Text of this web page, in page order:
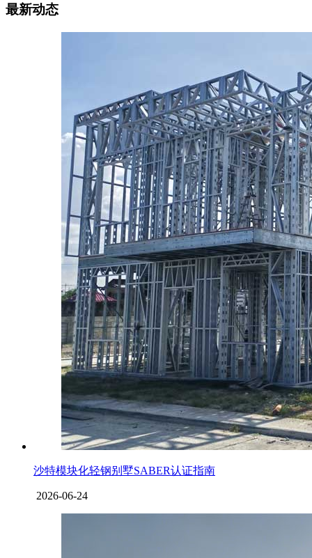
最新动态
沙特模块化轻钢别墅SABER认证指南
2026-06-24